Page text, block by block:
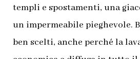
templi e spostamenti, una
un impermeabile pieghevole.
ben scelti, anche perché la